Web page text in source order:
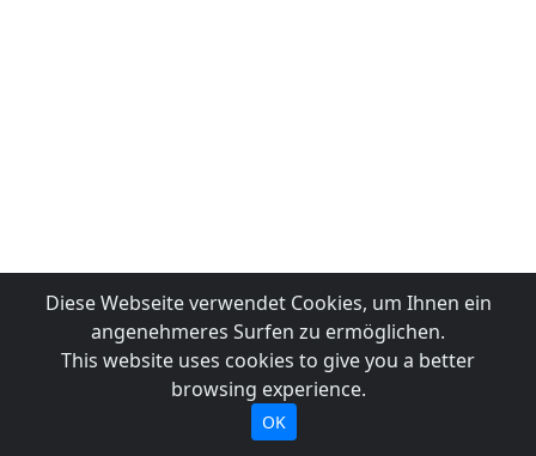
Diese Webseite verwendet Cookies, um Ihnen ein
angenehmeres Surfen zu ermöglichen.
This website uses cookies to give you a better
browsing experience.
OK